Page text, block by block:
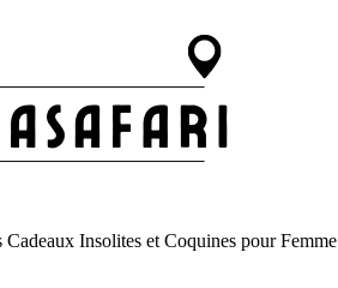
Cadeaux Insolites et Coquines pour Femme